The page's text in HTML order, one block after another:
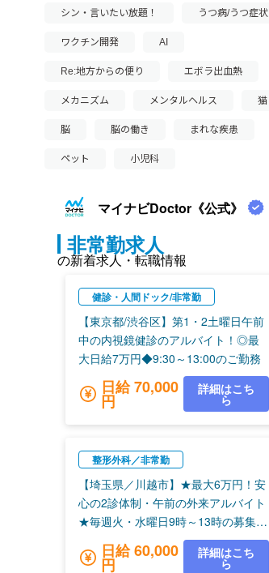
シン・言いたい放題！ うつ病/うつ症状
ワクチン開発 AI
Re:地方からの便り エボラ出血熱
メカニズム メンタルヘルス 猫
脳 脳の働き まれな疾患
ペット 小児科